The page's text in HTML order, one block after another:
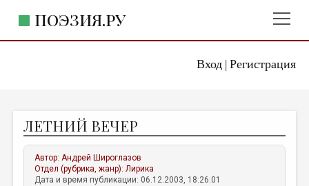
Вход| Регистрация
ПОЭЗИЯ.РУ
ЖАНРЫ
АВТОРЫ
КОММЕНТАРИИ
ЛЕТНИЙ ВЕЧЕР
Автор:Андрей Широглазов
Отдел (рубрика, жанр):Лирика
Дата и время публикации: 06.12.2003, 18:26:01